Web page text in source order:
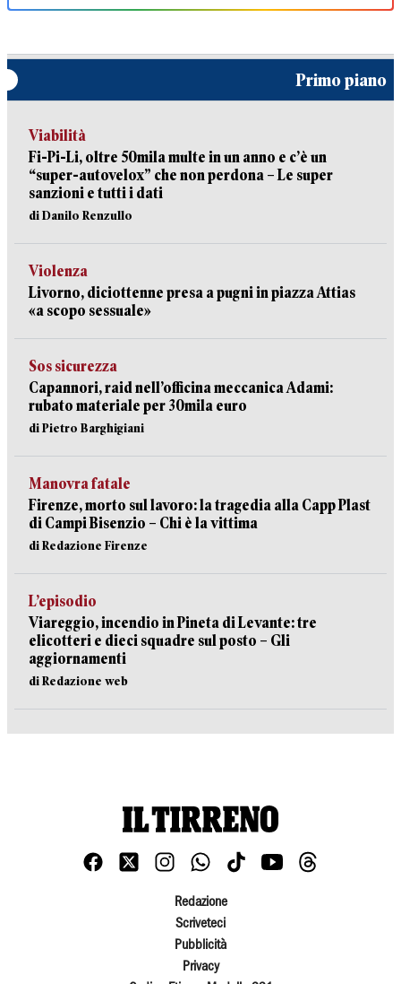
Primo piano
Viabilità
Fi-Pi-Li, oltre 50mila multe in un anno e c’è un
“super-autovelox” che non perdona – Le super
sanzioni e tutti i dati
di Danilo Renzullo
Violenza
Livorno, diciottenne presa a pugni in piazza Attias
«a scopo sessuale»
Sos sicurezza
Capannori, raid nell’officina meccanica Adami:
rubato materiale per 30mila euro
di Pietro Barghigiani
Manovra fatale
Firenze, morto sul lavoro: la tragedia alla Capp Plast
di Campi Bisenzio – Chi è la vittima
di Redazione Firenze
L’episodio
Viareggio, incendio in Pineta di Levante: tre
elicotteri e dieci squadre sul posto – Gli
aggiornamenti
di Redazione web
Redazione
Scriveteci
Pubblicità
Privacy